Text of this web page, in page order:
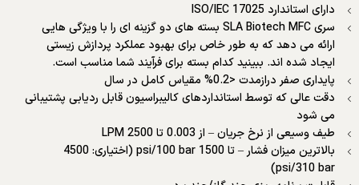
دارای استاندارد ISO/IEC 17025
سری SLA Biotech MFC بسته های دو گزینه ای را با ویژگی هایی
ارائه می دهد که به طور خاص برای بهبود عملکرد پردازش زیستی
ایجاد شده اند. ببینید کدام بسته برای فرآیند شما مناسب است.
پایداری صفر درازمدت <0.2% مقیاس کامل در سال
دقت عالی که توسط استانداردهای کالیبراسیون قابل ردیابی پشتیبانی
می شود
طیف وسیعی از نرخ جریان – از 0.003 تا 2500 LPM
بالاترین میزان فشار – تا 1500 psi/100 bar (اختیاری: 4500
psi/310 bar)